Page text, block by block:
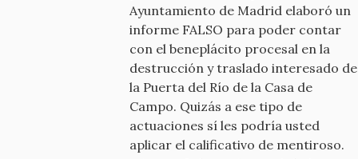
Ayuntamiento de Madrid elaboró un
informe FALSO para poder contar
con el beneplácito procesal en la
destrucción y traslado interesado de
la Puerta del Río de la Casa de
Campo. Quizás a ese tipo de
actuaciones sí les podría usted
aplicar el calificativo de mentiroso.